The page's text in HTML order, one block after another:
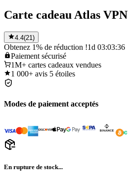
Carte cadeau Atlas VPN
4.4(21)
Obtenez 1% de réduction !1d 03:03:36
Paiement sécurisé
1M+ cartes cadeaux vendues
1 000+ avis 5 étoiles
Modes de paiement acceptés
En rupture de stock...